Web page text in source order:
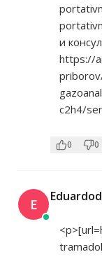
и
https://
c2h4/
0 0
E
<p>[url=